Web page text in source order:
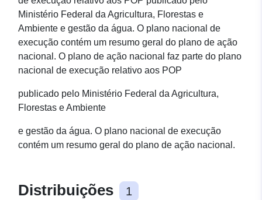
Ministério Federal da Agricultura, Florestas e
Ambiente e gestão da água. O plano nacional de
execução contém um resumo geral do plano de ação
nacional. O plano de ação nacional faz parte do plano
nacional de execução relativo aos POP
publicado pelo Ministério Federal da Agricultura,
Florestas e Ambiente
e gestão da água. O plano nacional de execução
contém um resumo geral do plano de ação nacional.
Distribuições 1